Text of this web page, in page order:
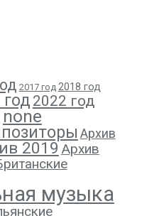
2017 год 2018 год
2022 год
none
Архив
2019 Архив
музыка